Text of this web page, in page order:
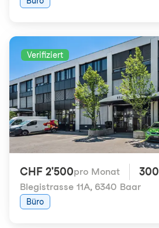
Verifiziert
CHF 2'500pro Monat 300
Blegistrasse 11A, 6340 Baar
Büro